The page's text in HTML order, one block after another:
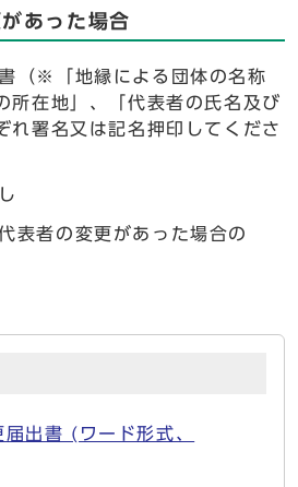
あった場合
（※「地縁による団体の名称
所在地」、「代表者の氏名及び
れ署名又は記名押印してくださ
表者の変更があった場合の
出書 (ワード形式、